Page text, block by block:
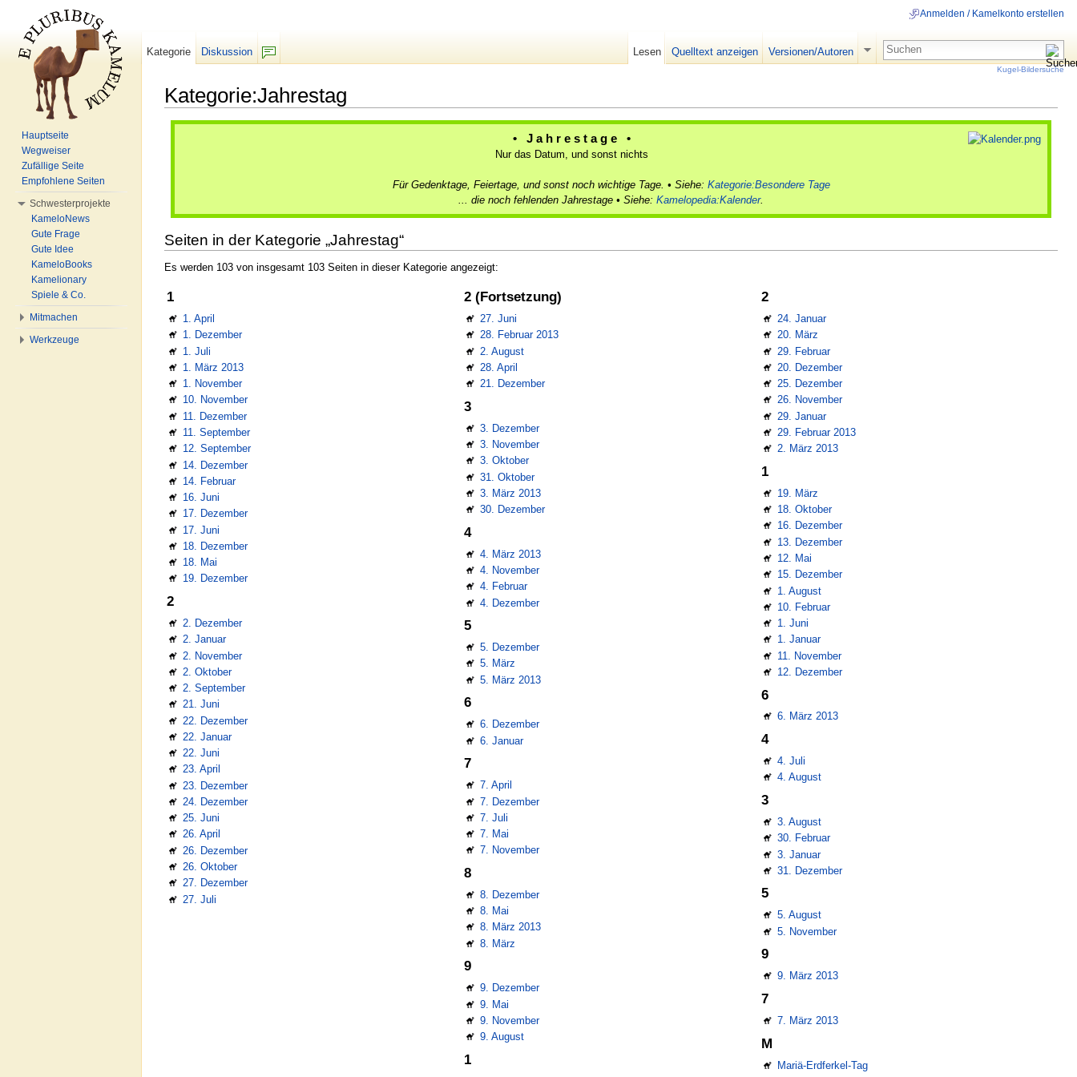
Kategorie:Jahrestag
• J a h r e s t a g e •
Nur das Datum, und sonst nichts
Für Gedenktage, Feiertage, und sonst noch wichtige Tage. • Siehe: Kategorie:Besondere Tage
... die noch fehlenden Jahrestage • Siehe: Kamelopedia:Kalender.
Seiten in der Kategorie „Jahrestag“
Es werden 103 von insgesamt 103 Seiten in dieser Kategorie angezeigt:
1
1. April
1. Dezember
1. Juli
1. März 2013
1. November
10. November
11. Dezember
11. September
12. September
14. Dezember
14. Februar
16. Juni
17. Dezember
17. Juni
18. Dezember
18. Mai
19. Dezember
2
2. Dezember
2. Januar
2. November
2. Oktober
2. September
21. Juni
22. Dezember
22. Januar
22. Juni
23. April
23. Dezember
24. Dezember
25. Juni
26. April
26. Dezember
26. Oktober
27. Dezember
27. Juli
2 (Fortsetzung)
27. Juni
28. Februar 2013
2. August
28. April
21. Dezember
3
3. Dezember
3. November
3. Oktober
31. Oktober
3. März 2013
30. Dezember
4
4. März 2013
4. November
4. Februar
4. Dezember
5
5. Dezember
5. März
5. März 2013
6
6. Dezember
6. Januar
7
7. April
7. Dezember
7. Juli
7. Mai
7. November
8
8. Dezember
8. Mai
8. März 2013
8. März
9
9. Dezember
9. Mai
9. November
9. August
1
2
24. Januar
20. März
29. Februar
20. Dezember
25. Dezember
26. November
29. Januar
29. Februar 2013
2. März 2013
1
19. März
18. Oktober
16. Dezember
13. Dezember
12. Mai
15. Dezember
1. August
10. Februar
1. Juni
1. Januar
11. November
12. Dezember
6
6. März 2013
4
4. Juli
4. August
3
3. August
30. Februar
3. Januar
31. Dezember
5
5. August
5. November
9
9. März 2013
7
7. März 2013
M
Mariä-Erdferkel-Tag
Anmelden / Kamelkonto erstellen
Kategorie
Diskussion
Lesen Quelltext anzeigen Versionen/Autoren
Kugel-Bildersuche
Hauptseite
Wegweiser
Zufällige Seite
Empfohlene Seiten
Schwesterprojekte
KameloNews
Gute Frage
Gute Idee
KameloBooks
Kamelionary
Spiele & Co.
Mitmachen
Werkzeuge